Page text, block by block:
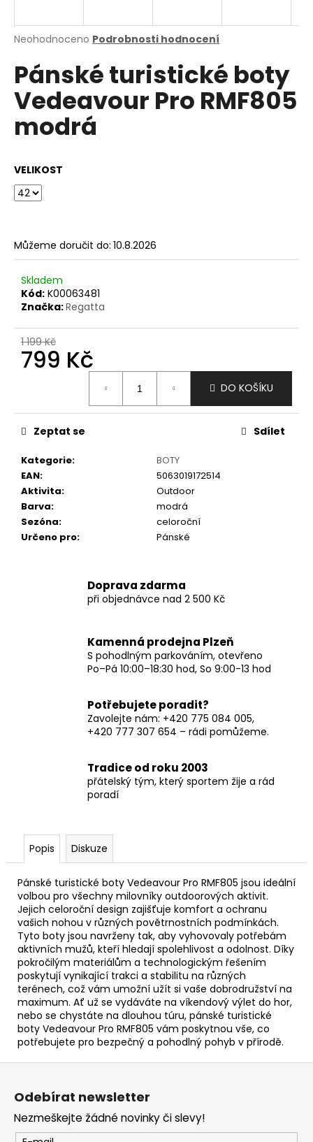
Průměrné
produktu
je
0,0
z
5
hvězdiček.
Neohodnoceno Podrobnosti hodnocení
Pánské turistické boty
Vedeavour Pro RMF805
modrá
VELIKOST
Můžeme doručit do: 10.8.2026
Skladem
Kód: K00063481
Značka:Regatta
1 199 Kč
799 Kč
DO KOŠÍKU
Kategorie:
BOTY
EAN:
5063019172514
Aktivita:
Outdoor
Barva:
modrá
Sezóna:
celoroční
Určeno pro: Pánské
Zeptat se Sdílet
Doprava zdarma
při objednávce nad 2 500 Kč
Kamenná prodejna Plzeň
S pohodlným parkováním, otevřeno
Po–Pá 10:00–18:30 hod, So 9:00-13 hod
Potřebujete poradit?
Zavolejte nám: +420 775 084 005,
+420 777 307 654 – rádi pomůžeme.
Tradice od roku 2003
přátelský tým, který sportem žije a rád
poradí
Popis Diskuze
Pánské turistické boty Vedeavour Pro RMF805 jsou ideální
volbou pro všechny milovníky outdoorových aktivit.
Jejich celoroční design zajišťuje komfort a ochranu
vašich nohou v různých povětrnostních podmínkách.
Tyto boty jsou navrženy tak, aby vyhovovaly potřebám
aktivních mužů, kteří hledají spolehlivost a odolnost. Díky
pokročilým materiálům a technologickým řešením
poskytují vynikající trakci a stabilitu na různých
terénech, což vám umožní užít si vaše dobrodružství na
maximum. Ať už se vydáváte na víkendový výlet do hor,
nebo se chystáte na dlouhou túru, pánské turistické
boty Vedeavour Pro RMF805 vám poskytnou vše, co
potřebujete pro bezpečný a pohodlný pohyb v přírodě.
j
t
?
o
p
u
č
u
Z
Odebírat newsletter
Nezmeškejte žádné novinky či slevy!